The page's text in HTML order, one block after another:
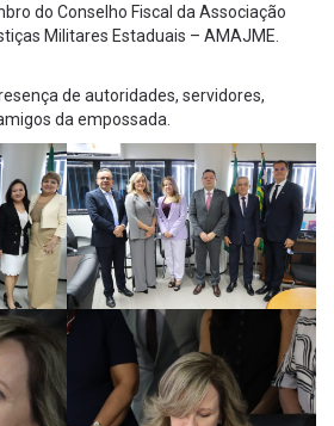
do Conselho Fiscal da Associação
Militares Estaduais – AMAJME.
de autoridades, servidores,
da empossada.